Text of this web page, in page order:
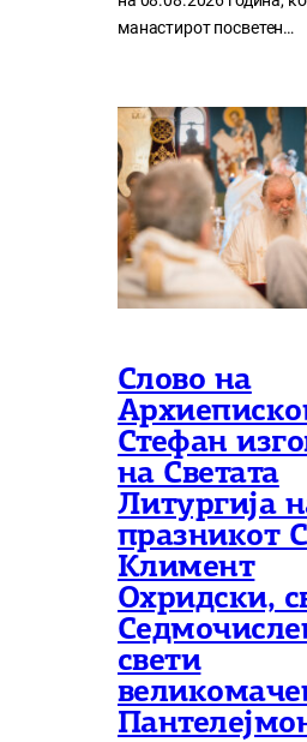
манастирот посветен…
Слово на
Стефан
на Светата
Литургија
празникот
Климент
Охридски,
свети